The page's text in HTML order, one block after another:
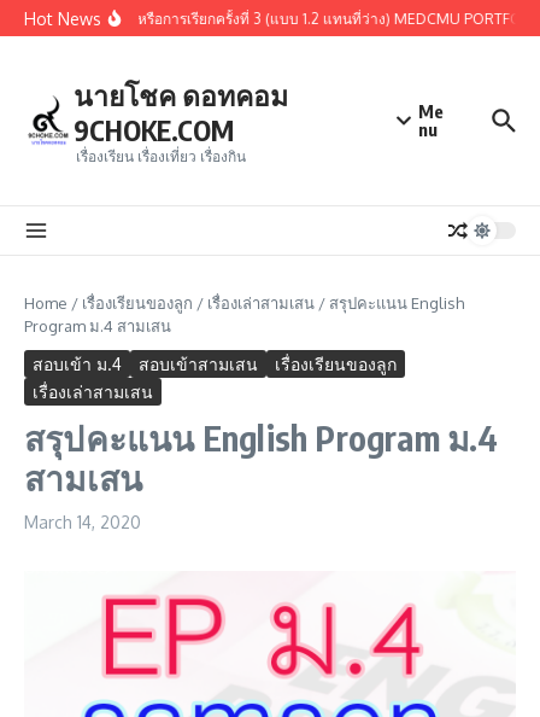
Skip to content
Hot News
ารคัดเลือกรอบ 1.3 หรือการเรียกครั้งที่ 3 (แบบ 1.2 แทนที่ว่าง) MEDCMU PORTFOLIO
นายโชค ดอทคอม
9CHOKE.COM
เรื่องเรียน เรื่องเที่ยว เรื่องกิน
Me
nu
Home / เรื่องเรียนของลูก / เรื่องเล่าสามเสน / สรุปคะแนน English
Program ม.4 สามเสน
สอบเข้า ม.4 สอบเข้าสามเสน
เรื่องเรียนของลูก
เรื่องเล่าสามเสน
สรุปคะแนน English Program ม.4
สามเสน
March 14, 2020